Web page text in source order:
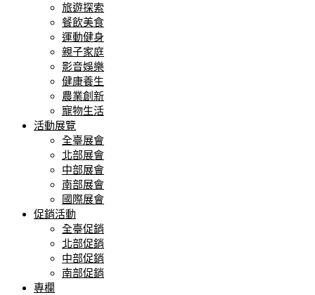
旅遊探索
餐飲美食
運動健身
親子家庭
影音娛樂
健康養生
農業創新
寵物生活
活動展覽
全臺展會
北部展會
中部展會
南部展會
國際展會
促銷活動
全臺促銷
北部促銷
中部促銷
南部促銷
專欄